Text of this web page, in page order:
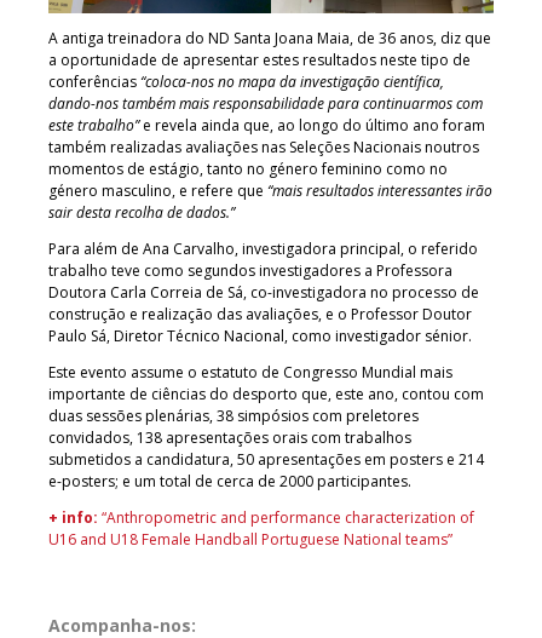
A antiga treinadora do ND Santa Joana Maia, de 36 anos, diz que
a oportunidade de apresentar estes resultados neste tipo de
conferências“coloca-nos no mapa da investigação científica,
dando-nos também mais responsabilidade para continuarmos com
este trabalho”e revela ainda que, ao longo do último ano foram
também realizadas avaliações nas Seleções Nacionais noutros
momentos de estágio, tanto no género feminino como no
género masculino, e refere que “mais resultados interessantes irão
sair desta recolha de dados.”
Para além de Ana Carvalho, investigadora principal, o referido
trabalho teve como segundos investigadores a Professora
Doutora Carla Correia de Sá, co-investigadora no processo de
construção e realização das avaliações, e o Professor Doutor
Paulo Sá, Diretor Técnico Nacional, como investigador sénior.
Este evento assume o estatuto de Congresso Mundial mais
importante de ciências do desporto que, este ano, contou com
duas sessões plenárias, 38 simpósios com preletores
convidados, 138 apresentações orais com trabalhos
submetidos a candidatura, 50 apresentações em posters e 214
e-posters; e um total de cerca de 2000 participantes.
+ info: “Anthropometric and performance characterization of
U16 and U18 Female Handball Portuguese National teams”
Acompanha-nos: